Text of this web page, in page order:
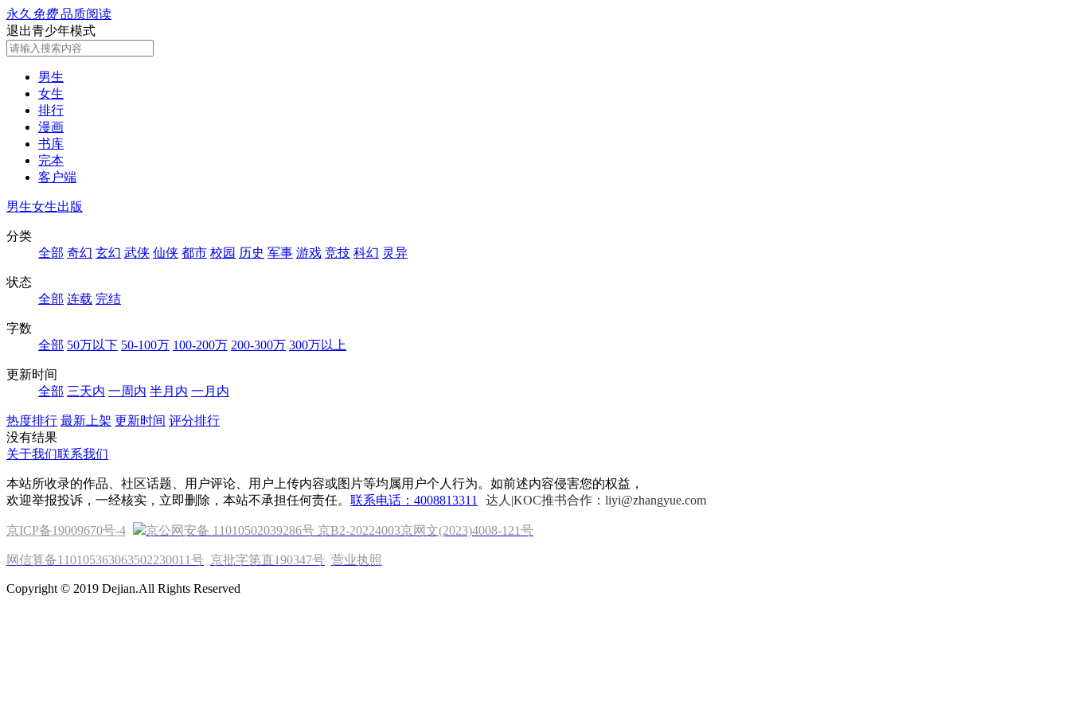
永久 免费品质阅读
退出青少年模式
男生
女生
排行
漫画
书库
完本
客户端
男生女生出版
分类
全部 奇幻 玄幻 武侠 仙侠 都市 校园 历史 军事 游戏 竞技 科幻 灵异
状态
全部 连载 完结
字数
全部 50万以下 50-100万 100-200万 200-300万 300万以上
更新时间
全部 三天内 一周内 半月内 一月内
热度排行 最新上架 更新时间 评分排行
没有结果
关于我们联系我们
本站所收录的作品、社区话题、用户评论、用户上传内容或图片等均属用户个人行为。如前述内容侵害您的权益，
欢迎举报投诉，一经核实，立即删除，本站不承担任何责任。 联系电话：4008813311 达人|KOC推书合作：liyi@zhangyue.com
京ICP备19009670号-4 京公网安备 11010502039286号 京B2-20224003京网文(2023)4008-121号
网信算备110105363063502230011号 京批字第直190347号 营业执照
Copyright © 2019 Dejian.All Rights Reserved